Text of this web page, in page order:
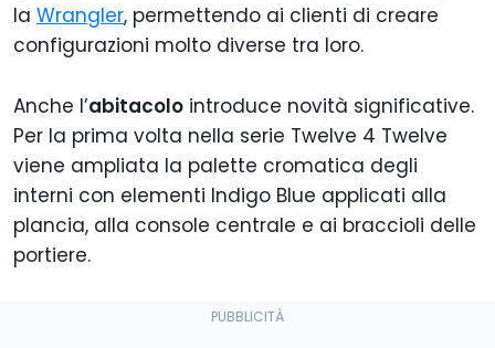
la Wrangler, permettendo ai clienti di creare
configurazioni molto diverse tra loro.
Anche l’abitacolo introduce novità significative.
Per la prima volta nella serie Twelve 4 Twelve
viene ampliata la palette cromatica degli
interni con elementi Indigo Blue applicati alla
plancia, alla console centrale e ai braccioli delle
portiere.